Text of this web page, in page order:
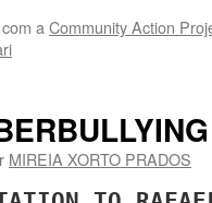
aCommunity Action
MIREIA XORTO PRADOS